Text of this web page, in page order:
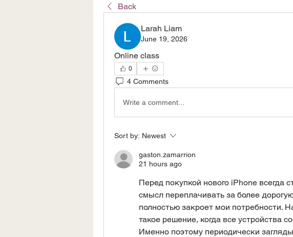
Back
Larah Liam
June 19, 2026
Online class
0
4 Comments
Write a comment...
Sort by: Newest
gaston.zamarrion
21 hours ago
Перед покупкой нового iPhone всегда
смысл переплачивать за более
полностью закроет мои потребности.
такое решение, когда все устройства
Именно поэтому периодически